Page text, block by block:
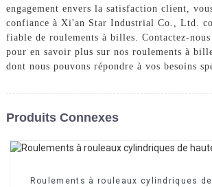
engagement envers la satisfaction client,
confiance à Xi'an Star Industrial Co., Ltd.
fiable de roulements à billes. Contactez-
pour en savoir plus sur nos roulements à
dont nous pouvons répondre à vos besoins
Produits Connexes
Roulements à rouleaux cylindriques